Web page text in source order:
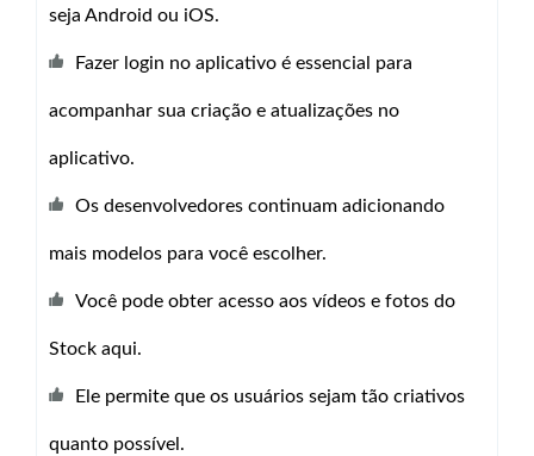
seja Android ou iOS.
Fazer login no aplicativo é essencial para
acompanhar sua criação e atualizações no
aplicativo.
Os desenvolvedores continuam adicionando
mais modelos para você escolher.
Você pode obter acesso aos vídeos e fotos do
Stock aqui.
Ele permite que os usuários sejam tão criativos
quanto possível.